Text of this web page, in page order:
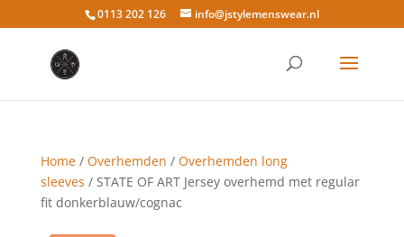
0113 202 126 info@jstylemenswear.nl
Home/ Overhemden / Overhemden long
sleeves / STATE OF ART Jersey overhemd met regular
fit donkerblauw/cognac